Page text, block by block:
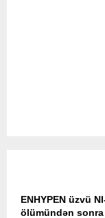
ENHYPEN üzvü
ölümündən